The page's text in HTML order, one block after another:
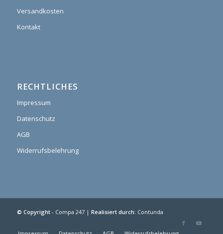
Versandkosten
Kontakt
RECHTLICHES
Impressum
Datenschutz
AGB
Widerrufsbelehrung
© Copyright- Compa 247 | Realisiert durch: Contunda